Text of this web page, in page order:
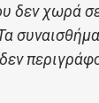
δεν χωρά